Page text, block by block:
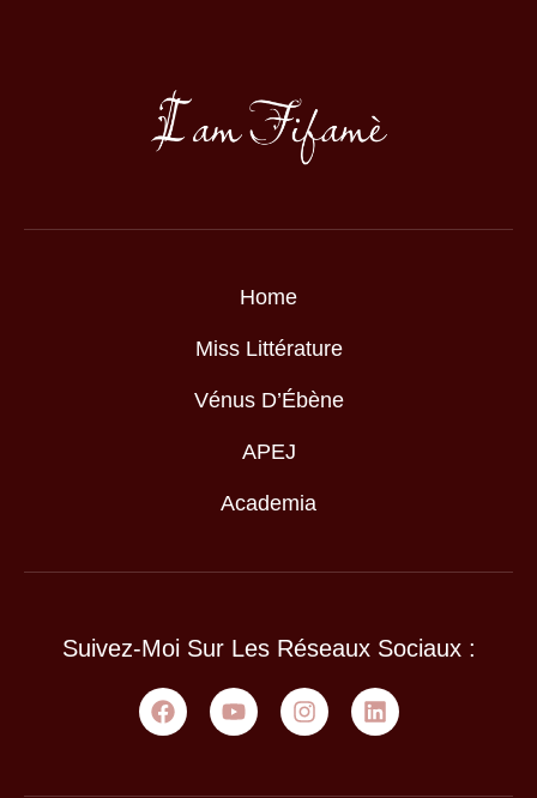
Home
Miss Littérature
Vénus D’Ébène
APEJ
Academia
Suivez-Moi Sur Les Réseaux Sociaux :